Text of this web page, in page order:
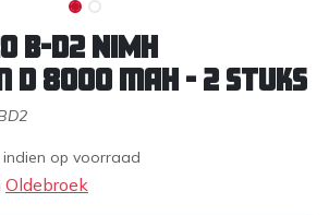
D2 NiMH
8000 mAh - 2 stuks
indien op voorraad
Oldebroek